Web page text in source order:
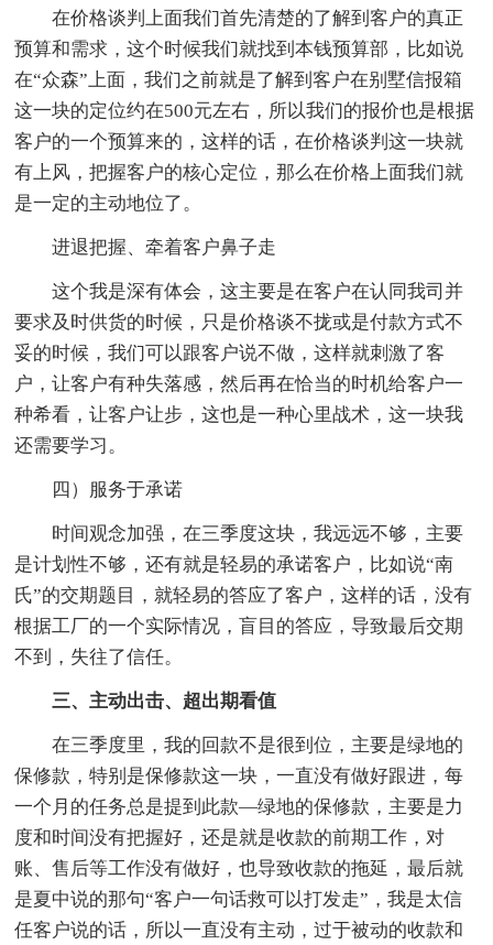
在价格谈判上面我们首先清楚的了解到客户的真正
预算和需求，这个时候我们就找到本钱预算部，比如说
在“众森”上面，我们之前就是了解到客户在别墅信报箱
这一块的定位约在500元左右，所以我们的报价也是根据
客户的一个预算来的，这样的话，在价格谈判这一块就
有上风，把握客户的核心定位，那么在价格上面我们就
是一定的主动地位了。
进退把握、牵着客户鼻子走
这个我是深有体会，这主要是在客户在认同我司并
要求及时供货的时候，只是价格谈不拢或是付款方式不
妥的时候，我们可以跟客户说不做，这样就刺激了客
户，让客户有种失落感，然后再在恰当的时机给客户一
种希看，让客户让步，这也是一种心里战术，这一块我
还需要学习。
四）服务于承诺
时间观念加强，在三季度这块，我远远不够，主要
是计划性不够，还有就是轻易的承诺客户，比如说“南
氏”的交期题目，就轻易的答应了客户，这样的话，没有
根据工厂的一个实际情况，盲目的答应，导致最后交期
不到，失往了信任。
三、主动出击、超出期看值
在三季度里，我的回款不是很到位，主要是绿地的
保修款，特别是保修款这一块，一直没有做好跟进，每
一个月的任务总是提到此款—绿地的保修款，主要是力
度和时间没有把握好，还是就是收款的前期工作，对
账、售后等工作没有做好，也导致收款的拖延，最后就
是夏中说的那句“客户一句话救可以打发走”，我是太信
任客户说的话，所以一直没有主动，过于被动的收款和